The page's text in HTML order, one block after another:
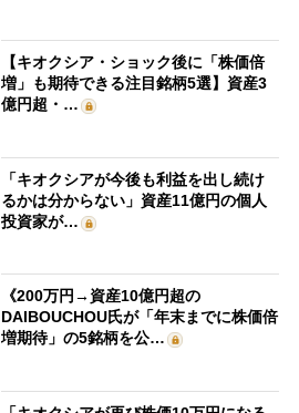
【キオクシア・ショック後に「株価倍
増」も期待できる注目銘柄5選】資産3
億円超・…
「キオクシアが今後も利益を出し続け
るかは分からない」資産11億円の個人
投資家が…
《200万円→資産10億円超の
DAIBOUCHOU氏が「年末までに株価倍
増期待」の5銘柄を公…